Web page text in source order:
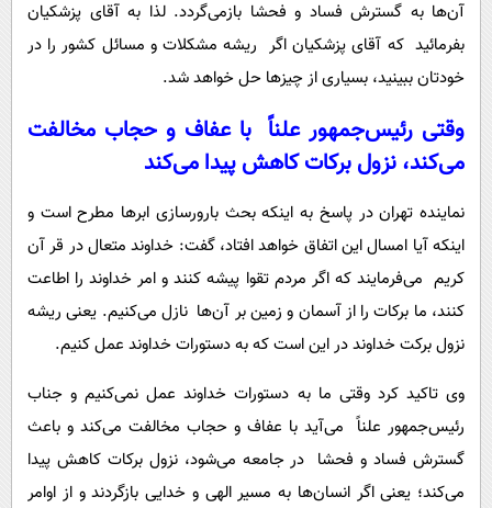
آن‌ها به گسترش فساد و فحشا بازمی‌گردد. لذا به آقای پزشکیان
بفرمائید که آقای پزشکیان اگر ریشه مشکلات و مسائل کشور را در
خودتان ببینید، بسیاری از چیزها حل خواهد شد.
وقتی رئیس‌جمهور علناً با عفاف و حجاب مخالفت
می‌کند، نزول برکات کاهش پیدا می‌کند
نماینده تهران در پاسخ به اینکه بحث بارورسازی ابرها مطرح است و
اینکه آیا امسال این اتفاق خواهد افتاد، گفت: خداوند متعال در قر آن
کریم می‌فرمایند که اگر مردم تقوا پیشه کنند و امر خداوند را اطاعت
کنند، ما برکات را از آسمان و زمین بر آن‌ها نازل می‌کنیم. یعنی ریشه
نزول برکت خداوند در این است که به دستورات خداوند عمل کنیم.
وی تاکید کرد وقتی ما به دستورات خداوند عمل نمی‌کنیم و جناب
رئیس‌جمهور علناً می‌آید با عفاف و حجاب مخالفت می‌کند و باعث
گسترش فساد و فحشا در جامعه می‌شود، نزول برکات کاهش پیدا
می‌کند؛ یعنی اگر انسان‌ها به مسیر الهی و خدایی بازگردند و از اوامر